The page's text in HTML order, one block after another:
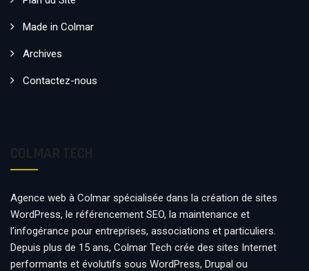
Made in Colmar
Archives
Contactez-nous
Agence web à Colmar spécialisée dans la création de sites
WordPress, le référencement SEO, la maintenance et
l’infogérance pour entreprises, associations et particuliers.
Depuis plus de 15 ans, Colmar Tech crée des sites Internet
performants et évolutifs sous WordPress, Drupal ou